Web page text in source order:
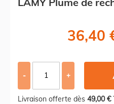
36,40
- +
Livraison offerte dès 49,00 €